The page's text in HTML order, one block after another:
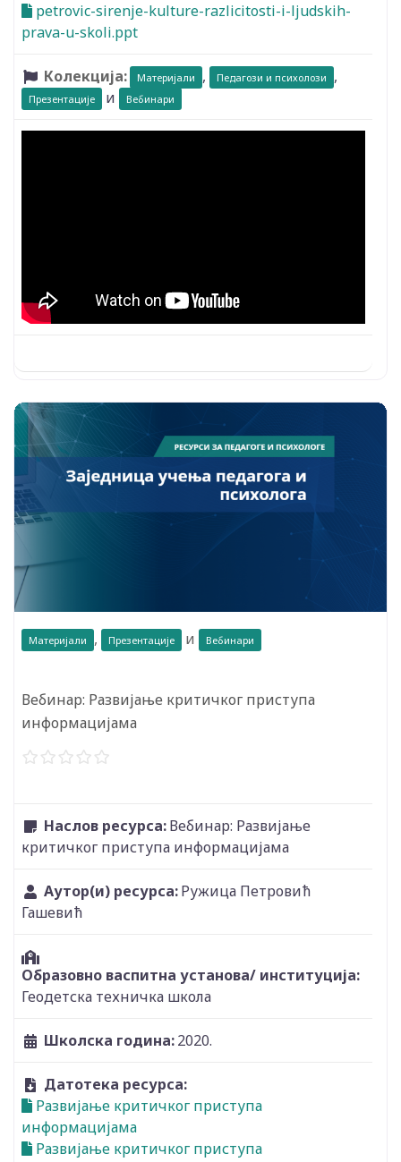
petrovic-sirenje-kulture-razlicitosti-i-ljudskih-
prava-u-skoli.ppt
Колекција: Материјали , Педагози и психолози ,
Презентације и Вебинари
Материјали , Презентације и Вебинари
Вебинар: Развијање критичког приступа
информацијама
Наслов ресурса:Вебинар: Развијање
критичког приступа информацијама
Аутор(и) ресурса:Ружица Петровић
Гашевић
Образовно васпитна установа/ институција:
Геодетска техничка школа
Школска година:2020.
Датотека ресурса:
Развијање критичког приступа
информацијама
Развијање критичког приступа